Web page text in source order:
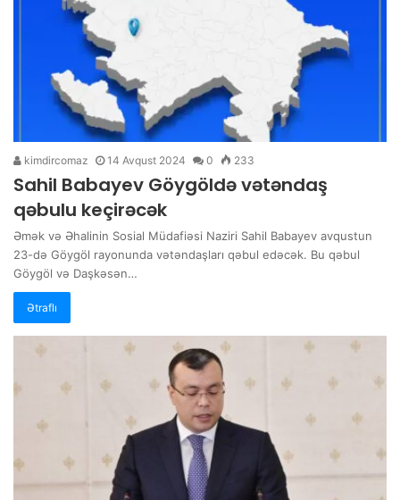
kimdircomaz 14 Avqust 2024 0 233
Sahil Babayev Göygöldə vətəndaş
qəbulu keçirəcək
Əmək və Əhalinin Sosial Müdafiəsi Naziri Sahil Babayev avqustun
23-də Göygöl rayonunda vətəndaşları qəbul edəcək. Bu qəbul
Göygöl və Daşkəsən…
Ətraflı